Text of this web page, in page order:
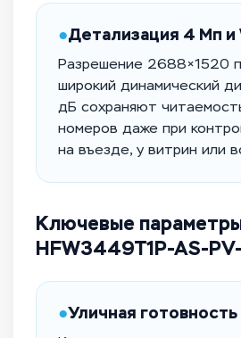
●Детализация 4 Мп и
Разрешение 2688×1520
широкий динамический
дБ сохраняют
номеров даже при
на въезде, у витрин или
Ключевые
HFW3449T1P-AS-
●Уличная